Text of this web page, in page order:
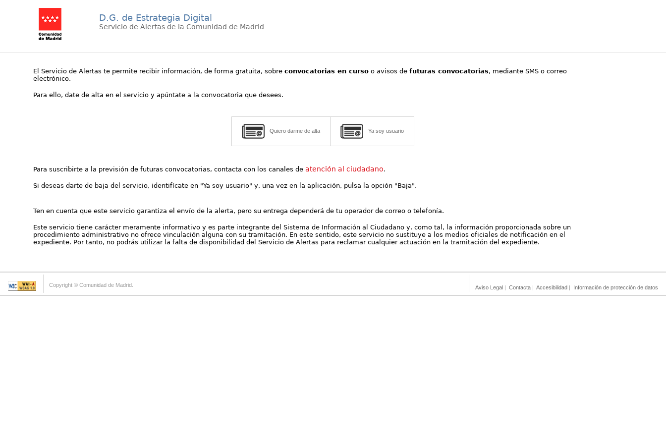
D.G. de Estrategia Digital
Servicio de Alertas de la Comunidad de Madrid
El Servicio de Alertas te permite recibir información, de forma gratuita, sobreconvocatorias en curso o avisos defuturas convocatorias, mediante SMS o correo
electrónico.
Para ello, date de alta en el servicio y apúntate a la convocatoria que desees.
Quiero darme de alta Ya soy usuario
Para suscribirte a la previsión de futuras convocatorias, contacta con los canales deatención al ciudadano.
Si deseas darte de baja del servicio, identifícate en "Ya soy usuario" y, una vez en la aplicación, pulsa la opción "Baja".
Ten en cuenta que este servicio garantiza el envío de la alerta, pero su entrega dependerá de tu operador de correo o telefonía.
Este servicio tiene carácter meramente informativo y es parte integrante del Sistema de Información al Ciudadano y, como tal, la información proporcionada sobre un
procedimiento administrativo no ofrece vinculación alguna con su tramitación. En este sentido, este servicio no sustituye a los medios oficiales de notificación en el
expediente. Por tanto, no podrás utilizar la falta de disponibilidad del Servicio de Alertas para reclamar cualquier actuación en la tramitación del expediente.
Copyright © Comunidad de Madrid. Aviso Legal | Contacta | Accesibilidad | Información de protección de datos